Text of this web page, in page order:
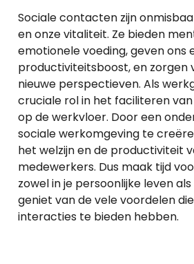
Sociale contacten zijn
en onze vitaliteit. Ze bieden
emotionele voeding, geven ons
productiviteitsboost, en zorgen
nieuwe perspectieven. Als
cruciale rol in het faciliteren
op de werkvloer. Door een
sociale werkomgeving te
het welzijn en de productiviteit
medewerkers. Dus maak tijd
zowel in je persoonlijke leven
geniet van de vele voordelen
interacties te bieden hebben.